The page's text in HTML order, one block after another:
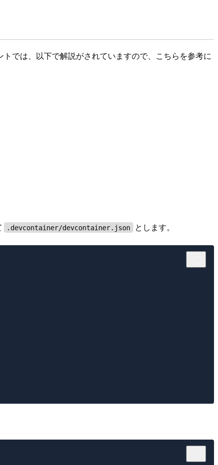
では、以下で解説がされていますので、こちらを参考に
.devcontainer/devcontainer.json とします。